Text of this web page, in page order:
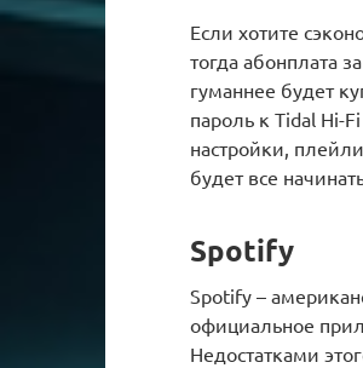
Если хотите
тогда абонплата
гуманнее будет
пароль к Tidal Hi-
настройки,
будет все
Spotify
Spotify –
официальное
Недостатками